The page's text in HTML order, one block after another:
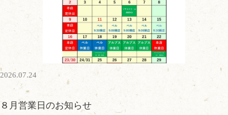
2026.07.24
８月営業日のお知らせ